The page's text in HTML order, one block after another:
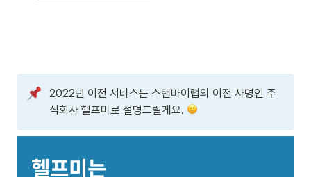
2022년 이전 서비스는 스탠바이랩의 이전 사명인 주
식회사 헬프미로 설명드릴게요.